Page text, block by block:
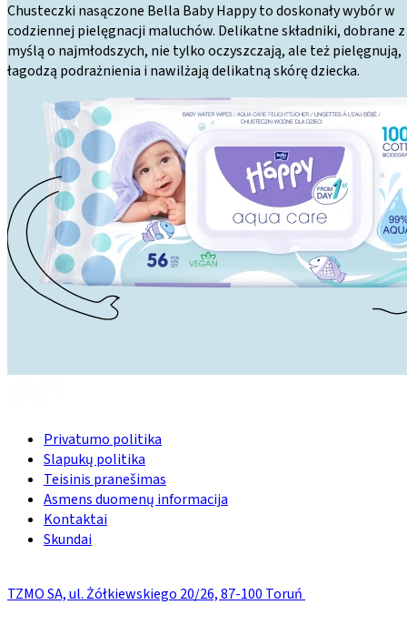
Chusteczki nasączone Bella Baby Happy to doskonały wybór w
codziennej pielęgnacji maluchów. Delikatne składniki, dobrane z
myślą o najmłodszych, nie tylko oczyszczają, ale też pielęgnują,
łagodzą podrażnienia i nawilżają delikatną skórę dziecka.
Privatumo politika
Slapukų politika
Teisinis pranešimas
Asmens duomenų informacija
Kontaktai
Skundai
TZMO SA, ul. Żółkiewskiego 20/26, 87-100 Toruń